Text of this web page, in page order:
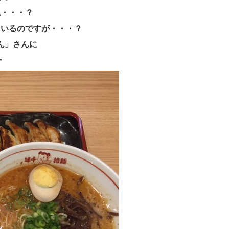
・・？
るのですが・・・？
」さんに